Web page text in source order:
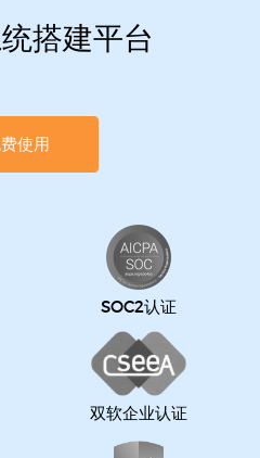
搭建平台
使用
SOC2认证
双软企业认证